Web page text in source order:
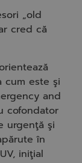
„old
cred că
cum este şi
and
cofondator
urgenţă şi
în
iniţial